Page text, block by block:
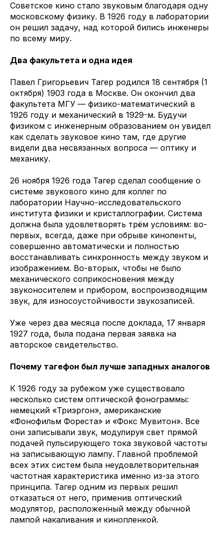
Советское кино стало звуковым благодаря одну
московскому физику. В 1926 году в лаборатории
он решил задачу, над которой бились инженеры
по всему миру.
Два факультета и одна идея
Павел Григорьевич Тагер родился 18 сентября (1
октября) 1903 года в Москве. Он окончил два
факультета МГУ — физико-математический в
1926 году и механический в 1929-м. Будучи
физиком с инженерным образованием он увидел
как сделать звуковое кино там, где другие
видели два несвязанных вопроса — оптику и
механику.
26 ноября 1926 года Тагер сделал сообщение о
системе звукового кино для коллег по
лаборатории Научно-исследовательского
института физики и кристаллографии. Система
должна была удовлетворять трём условиям: во-
первых, всегда, даже при обрыве киноленты,
совершенно автоматически и полностью
восстанавливать синхронность между звуком и
изображением. Во-вторых, чтобы не было
механического соприкосновения между
звуконосителем и прибором, воспроизводящим
звук, для износоустойчивости звукозаписей.
Уже через два месяца после доклада, 17 января
1927 года, была подана первая заявка на
авторское свидетельство.
Почему тагефон был лучше западных аналогов
К 1926 году за рубежом уже существовало
несколько систем оптической фонограммы:
немецкий «Триэргон», американские
«Фонофильм Фореста» и «Фокс Мувитон». Все
они записывали звук, модулируя свет прямой
подачей пульсирующего тока звуковой частоты
на записывающую лампу. Главной проблемой
всех этих систем была неудовлетворительная
частотная характеристика именно из-за этого
принципа. Тагер одним из первых решил
отказаться от него, применив оптический
модулятор, расположенный между обычной
лампой накаливания и кинопленкой.